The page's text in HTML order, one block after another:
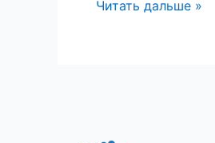
Читать дальше »